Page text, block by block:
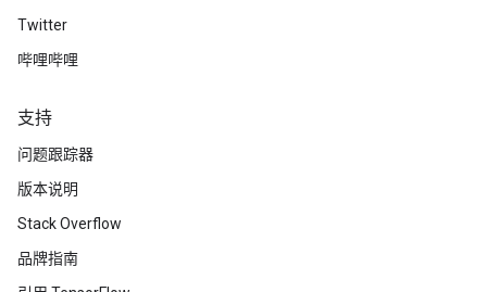
Twitter
哔哩哔哩
支持
问题跟踪器
版本说明
Stack Overflow
品牌指南